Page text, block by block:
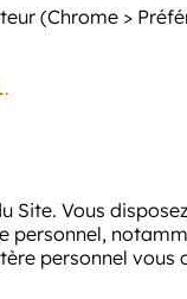
(Chrome >
.
Site. Vous
personnel